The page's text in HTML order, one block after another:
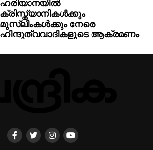
ക്രിസ്ത്യാനികള്‍ക്കും
മുസ്‌ലിംകള്‍ക്കും നേരെ
ഹിന്ദുത്വവാദികളുടെ ആക്രമണം